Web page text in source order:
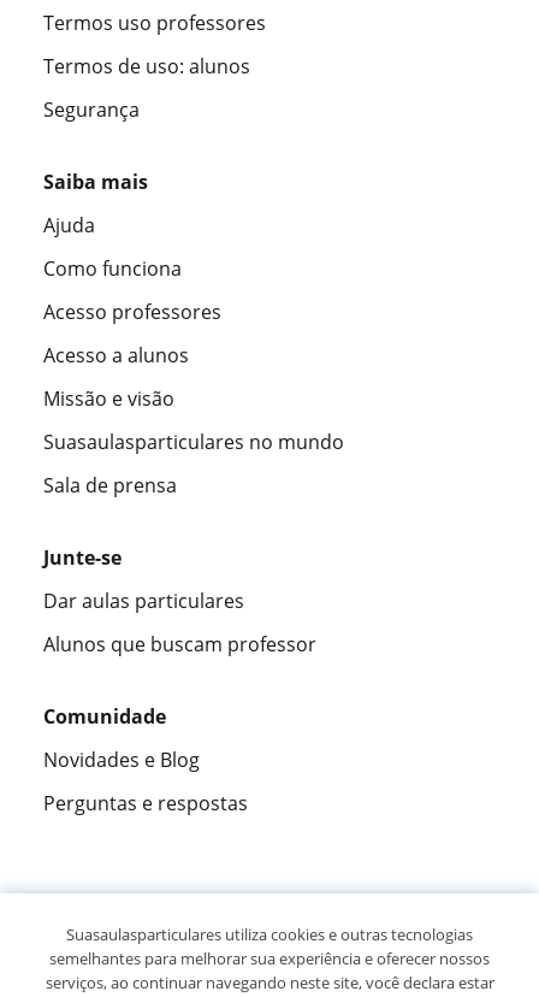
Termos uso professores
Termos de uso: alunos
Segurança
Saiba mais
Ajuda
Como funciona
Acesso professores
Acesso a alunos
Missão e visão
Suasaulasparticulares no mundo
Sala de prensa
Junte-se
Dar aulas particulares
Alunos que buscam professor
Comunidade
Novidades e Blog
Perguntas e respostas
305883opiniões de alunos
Suasaulasparticulares utiliza cookies e outras tecnologias
semelhantes para melhorar sua experiência e oferecer nossos
serviços, ao continuar navegando neste site, você declara estar